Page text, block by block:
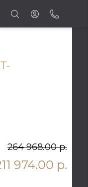
264 968.00 р.
974.00 р.